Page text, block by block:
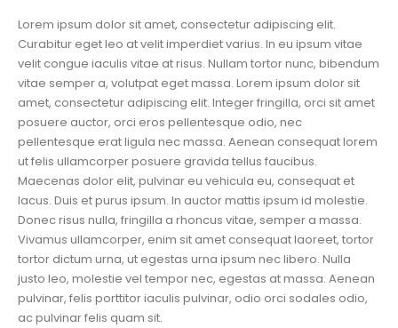
Lorem ipsum dolor sit amet, consectetur adipiscing elit.
Curabitur eget leo at velit imperdiet varius. In eu ipsum vitae
velit congue iaculis vitae at risus. Nullam tortor nunc, bibendum
vitae semper a, volutpat eget massa. Lorem ipsum dolor sit
amet, consectetur adipiscing elit. Integer fringilla, orci sit amet
posuere auctor, orci eros pellentesque odio, nec
pellentesque erat ligula nec massa. Aenean consequat lorem
ut felis ullamcorper posuere gravida tellus faucibus.
Maecenas dolor elit, pulvinar eu vehicula eu, consequat et
lacus. Duis et purus ipsum. In auctor mattis ipsum id molestie.
Donec risus nulla, fringilla a rhoncus vitae, semper a massa.
Vivamus ullamcorper, enim sit amet consequat laoreet, tortor
tortor dictum urna, ut egestas urna ipsum nec libero. Nulla
justo leo, molestie vel tempor nec, egestas at massa. Aenean
pulvinar, felis porttitor iaculis pulvinar, odio orci sodales odio,
ac pulvinar felis quam sit.